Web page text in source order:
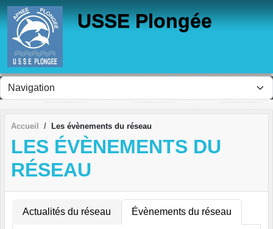
USSE Plongée
Accueil Les évènements du réseau
LES ÉVÈNEMENTS DU
RÉSEAU
Actualités du réseau Évènements du réseau
Panneau de gestion des cookies